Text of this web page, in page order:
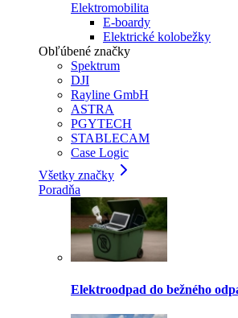
Elektromobilita
E-boardy
Elektrické kolobežky
Obľúbené značky
Spektrum
DJI
Rayline GmbH
ASTRA
PGYTECH
STABLECAM
Case Logic
Všetky značky
Poradňa
Elektroodpad do bežného